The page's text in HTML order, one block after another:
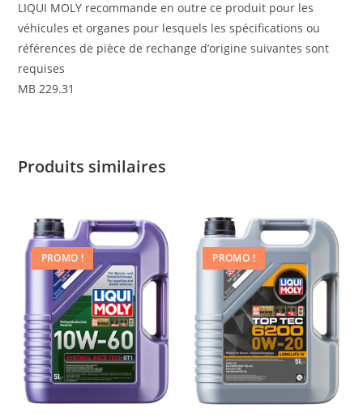
LIQUI MOLY recommande en outre ce produit pour les
véhicules et organes pour lesquels les spécifications ou
références de pièce de rechange d’origine suivantes sont
requises
MB 229.31
Produits similaires
PROMO ! PROMO !